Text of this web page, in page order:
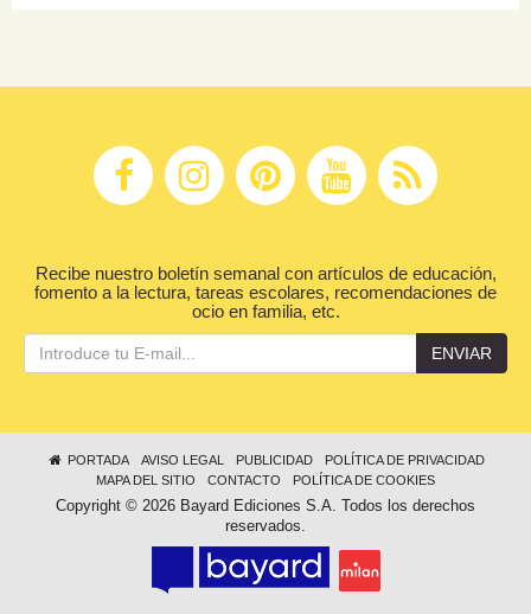
Recibe nuestro boletín semanal con artículos de educación,
fomento a la lectura, tareas escolares, recomendaciones de
ocio en familia, etc.
ENVIAR
PORTADA AVISO LEGAL PUBLICIDAD
POLÍTICA DE PRIVACIDAD
MAPA DEL SITIO
CONTACTO POLÍTICA DE COOKIES
Copyright © 2026 Bayard Ediciones S.A. Todos los derechos
reservados.